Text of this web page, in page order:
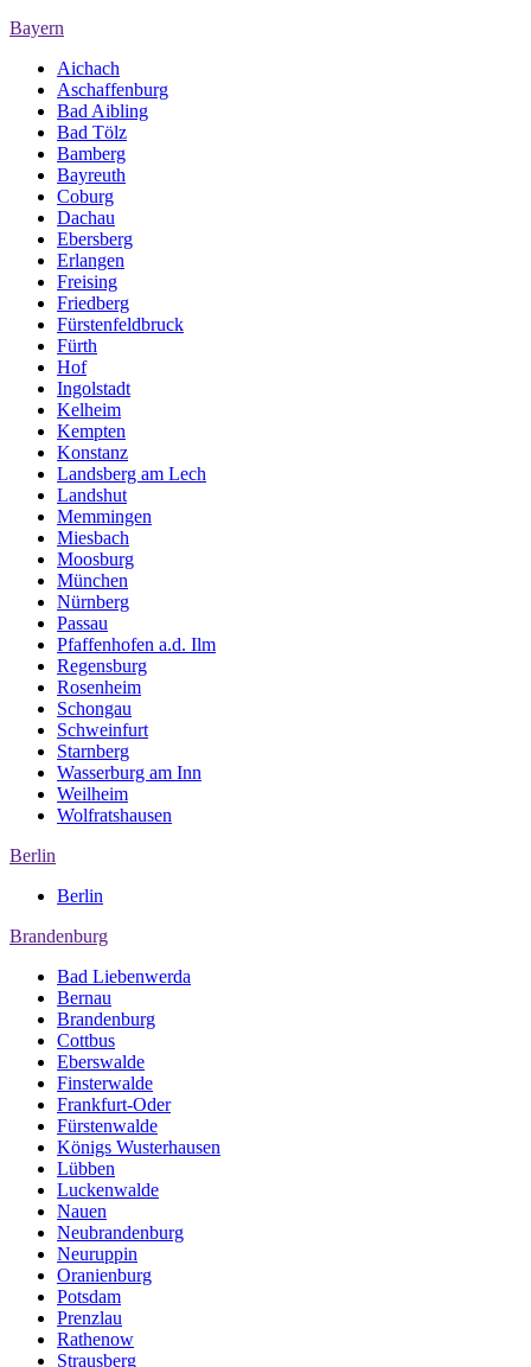
Bayern
Aichach
Aschaffenburg
Bad Aibling
Bad Tölz
Bamberg
Bayreuth
Coburg
Dachau
Ebersberg
Erlangen
Freising
Friedberg
Fürstenfeldbruck
Fürth
Hof
Ingolstadt
Kelheim
Kempten
Konstanz
Landsberg am Lech
Landshut
Memmingen
Miesbach
Moosburg
München
Nürnberg
Passau
Pfaffenhofen a.d. Ilm
Regensburg
Rosenheim
Schongau
Schweinfurt
Starnberg
Wasserburg am Inn
Weilheim
Wolfratshausen
Berlin
Berlin
Brandenburg
Bad Liebenwerda
Bernau
Brandenburg
Cottbus
Eberswalde
Finsterwalde
Frankfurt-Oder
Fürstenwalde
Königs Wusterhausen
Lübben
Luckenwalde
Nauen
Neubrandenburg
Neuruppin
Oranienburg
Potsdam
Prenzlau
Rathenow
Strausberg